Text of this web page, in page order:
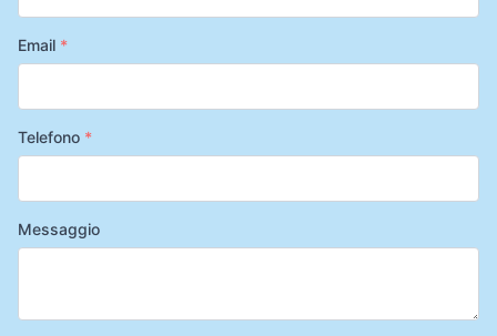
Email *
Telefono *
Messaggio